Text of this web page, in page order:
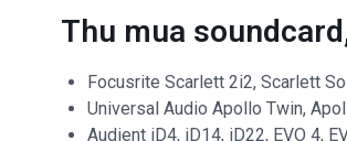
Thu mua
Focusrite Scarlett 2i2, Scarlett
Universal Audio Apollo Twin,
Audient iD4, iD14, iD22, EVO 4,